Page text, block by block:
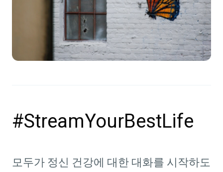
#StreamYourBestLife
모두가 정신 건강에 대한 대화를 시작하도